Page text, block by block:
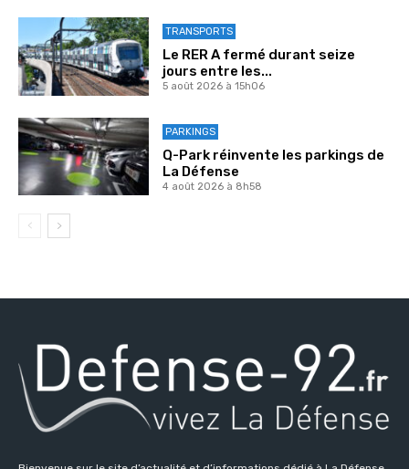
TRANSPORTS
Le RER A fermé durant seize
jours entre les...
5 août 2026 à 15h06
PARKINGS
Q-Park réinvente les parkings de
La Défense
4 août 2026 à 8h58